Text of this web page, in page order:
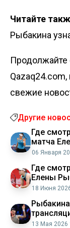
Читайте
Рыбакина
Продолжайте
свежие
Другие
Где
матча
06 Января
Где
Елены
18 Июня
Риме
13 Мая 2026